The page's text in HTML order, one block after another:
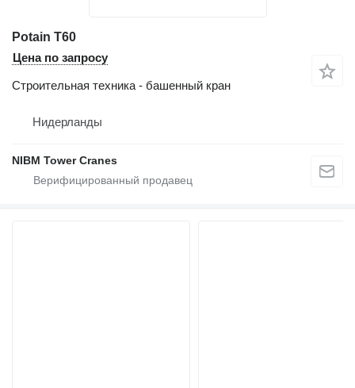
Potain T60
Цена по запросу
Строительная техника - башенный кран
Нидерланды
NIBM Tower Cranes